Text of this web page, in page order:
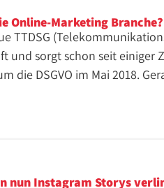
Online-Marketing Branche?
TTDSG
und sorgt schon seit einiger
die DSGVO im Mai 2018.
und Netzwerke aktiv und
tracken. Denn ohne
nun Instagram Storys